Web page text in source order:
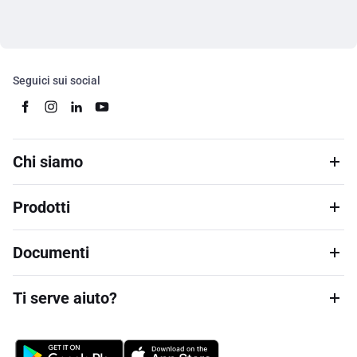
Seguici sui social
Chi siamo
Prodotti
Documenti
Ti serve aiuto?